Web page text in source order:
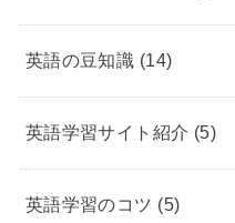
英語の豆知識 (14)
英語学習サイト紹介 (5)
英語学習のコツ (5)